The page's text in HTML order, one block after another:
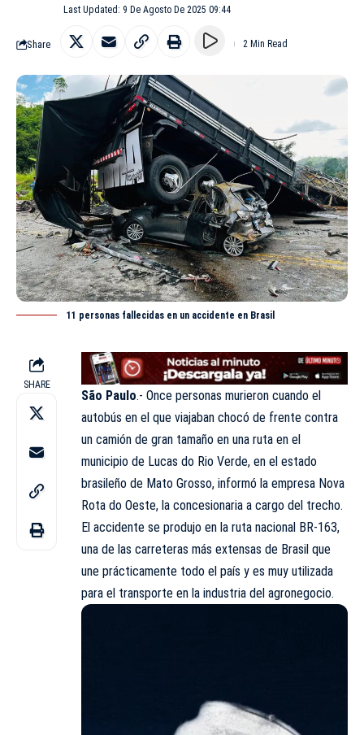
Last Updated: 9 De Agosto De 2025 09:44
Share 2 Min Read
11 personas fallecidas en un accidente en Brasil
SHARE
São Paulo.- Once personas murieron cuando el
autobús en el que viajaban chocó de frente contra
un camión de gran tamaño en una ruta en el
municipio de Lucas do Rio Verde, en el estado
brasileño de Mato Grosso, informó la empresa Nova
Rota do Oeste, la concesionaria a cargo del trecho.
El accidente se produjo en la ruta nacional BR-163,
una de las carreteras más extensas de Brasil que
une prácticamente todo el país y es muy utilizada
para el transporte en la industria del agronegocio.